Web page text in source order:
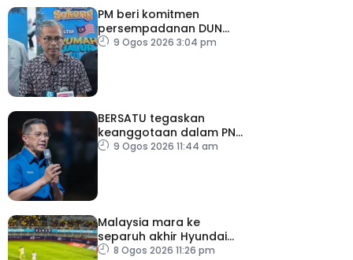
PM beri komitmen
persempadanan DUN
Sarawak, minta laporan
9 Ogos 2026 3:04 pm
BERSATU tegaskan
keanggotaan dalam PN
masih sah
9 Ogos 2026 11:44 am
Malaysia mara ke
separuh akhir Hyundai
ASEAN Cup
8 Ogos 2026 11:26 pm